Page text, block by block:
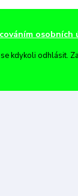
osobních
kdykoli odhlásit.